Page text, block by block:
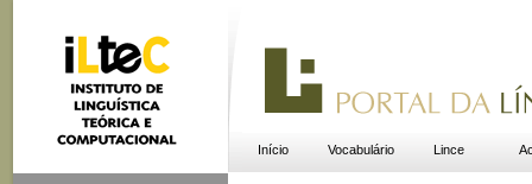
Início Vocabulário Lince